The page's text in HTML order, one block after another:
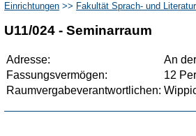
Einrichtungen >> Fakultät Sprach- und
U11/024 - Seminarraum
Adresse:
An
Fassungsvermögen:
12
Raumvergabeverantwortlichen: